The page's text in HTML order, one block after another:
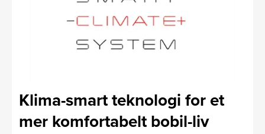
Klima-smart teknologi for et
mer komfortabelt bobil-liv